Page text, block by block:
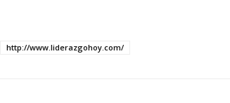
http://www.liderazgohoy.com/